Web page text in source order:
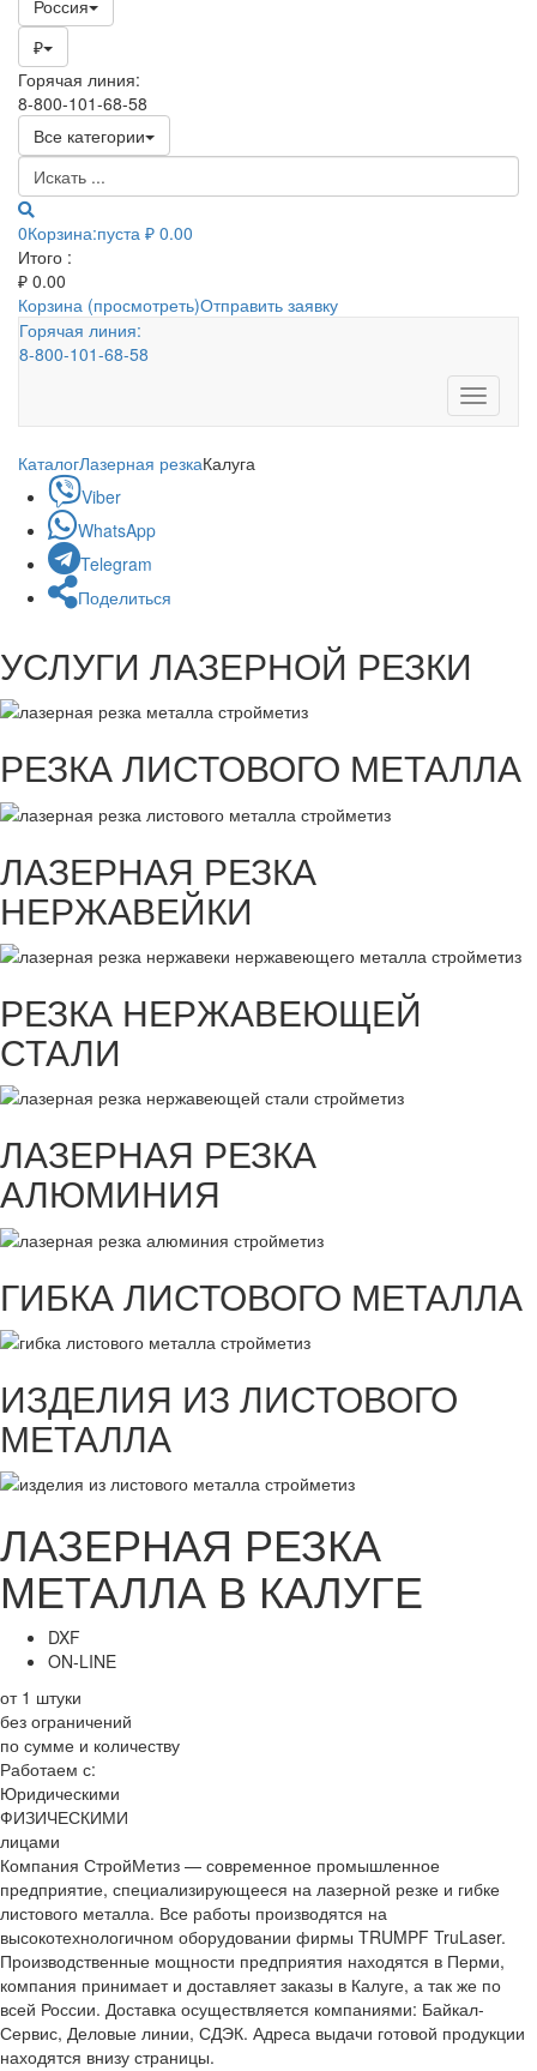
Россия
₽
Горячая линия:
8-800-101-68-58
Все категории
0Корзина:пуста ₽ 0.00
Итого :
₽ 0.00
Корзина (просмотреть)Отправить заявку
Горячая линия:
8-800-101-68-58
Toggle
КаталогЛазерная резкаКалуга
Viber
WhatsApp
Telegram
Поделиться
УСЛУГИ ЛАЗЕРНОЙ РЕЗКИ
РЕЗКА ЛИСТОВОГО МЕТАЛЛА
ЛАЗЕРНАЯ РЕЗКА
НЕРЖАВЕЙКИ
РЕЗКА НЕРЖАВЕЮЩЕЙ
СТАЛИ
ЛАЗЕРНАЯ РЕЗКА
АЛЮМИНИЯ
ГИБКА ЛИСТОВОГО МЕТАЛЛА
ИЗДЕЛИЯ ИЗ ЛИСТОВОГО
МЕТАЛЛА
ЛАЗЕРНАЯ РЕЗКА
МЕТАЛЛА В КАЛУГЕ
DXF
ON-LINE
от 1 штуки
без ограничений
по сумме и количеству
Работаем с:
Юридическими
ФИЗИЧЕСКИМИ
лицами
Компания СтройМетиз — современное промышленное
предприятие, специализирующееся на лазерной резке и гибке
листового металла. Все работы производятся на
высокотехнологичном оборудовании фирмы TRUMPF TruLaser.
Производственные мощности предприятия находятся в Перми,
компания принимает и доставляет заказы в Калуге, а так же по
всей России. Доставка осуществляется компаниями: Байкал-
Сервис, Деловые линии, СДЭК. Адреса выдачи готовой продукции
находятся внизу страницы.